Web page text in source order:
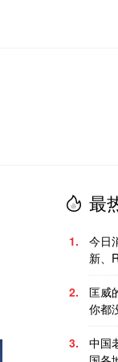
最
1.
今日
新、
2.
匡威
你都
3.
中国